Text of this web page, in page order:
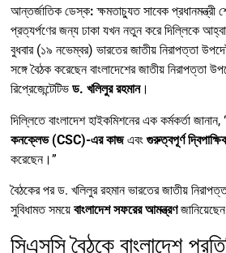
আন্তর্জাতিক ডেস্ক: ক্ষমতাচ্যুত সাবেক প্রধানমন্ত্রী
প্রত্যর্পণের জন্য ঢাকা যখন নতুন করে দিল্লিকে
বুধবার (১৯ নভেম্বর) ভারতের জাতীয় নিরাপত্তা
সঙ্গে বৈঠক করেছেন বাংলাদেশের জাতীয় নিরাপত্তা
রিপ্রেজেন্টেটিভ ড. খলিলুর রহমান।
দিল্লিতে বাংলাদেশ হাইকমিশনের এক কর্মকর্তা জানান,
কনক্লেভ (CSC)-এর কাজএবং গুরুত্বপূর্ণ
করেছেন।”
বৈঠকের পর ড. খলিলুর রহমান ভারতের জাতীয়
সুবিধামত সময়ে বাংলাদেশ সফরের আমন্ত্রণ
সিএসসি বৈঠকে বাংলাদেশ